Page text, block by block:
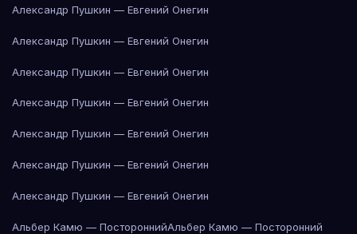
Александр Пушкин — Евгений Онегин
Александр Пушкин — Евгений Онегин
Александр Пушкин — Евгений Онегин
Александр Пушкин — Евгений Онегин
Александр Пушкин — Евгений Онегин
Александр Пушкин — Евгений Онегин
Александр Пушкин — Евгений Онегин
Альбер Камю — ПостороннийАльбер Камю — Посторонний